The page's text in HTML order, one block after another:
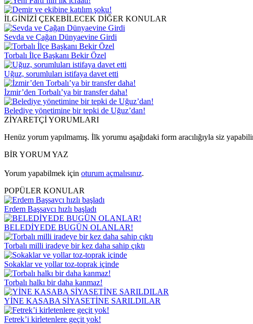
İLGİNİZİ ÇEKEBİLECEK DİĞER KONULAR
Sevda ve Çağan Dünyaevine Girdi
Torbalı İlçe Başkanı Bekir Özel
Uğuz, sorumluları istifaya davet etti
İzmir’den Torbalı’ya bir transfer daha!
Belediye yönetimine bir tepki de Uğuz’dan!
ZİYARETÇİ YORUMLARI
Henüz yorum yapılmamış. İlk yorumu aşağıdaki form aracılığıyla siz
BİR YORUM YAZ
Yorum yapabilmek için oturum açmalısınız.
POPÜLER KONULAR
Erdem Başsavcı hızlı başladı
BELEDİYEDE BUGÜN OLANLAR!
Torbalı milli iradeye bir kez daha sahip çıktı
Sokaklar ve yollar toz-toprak içinde
Torbalı halkı bir daha kanmaz!
YİNE KASABA SİYASETİNE SARILDILAR
Fetrek’i kirletenlere geçit yok!